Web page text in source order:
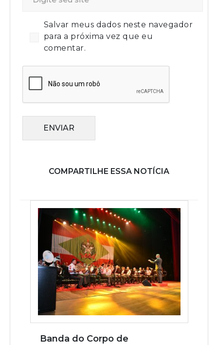
Salvar meus dados neste navegador
para a próxima vez que eu
comentar.
ENVIAR
COMPARTILHE ESSA NOTÍCIA
Banda do Corpo de